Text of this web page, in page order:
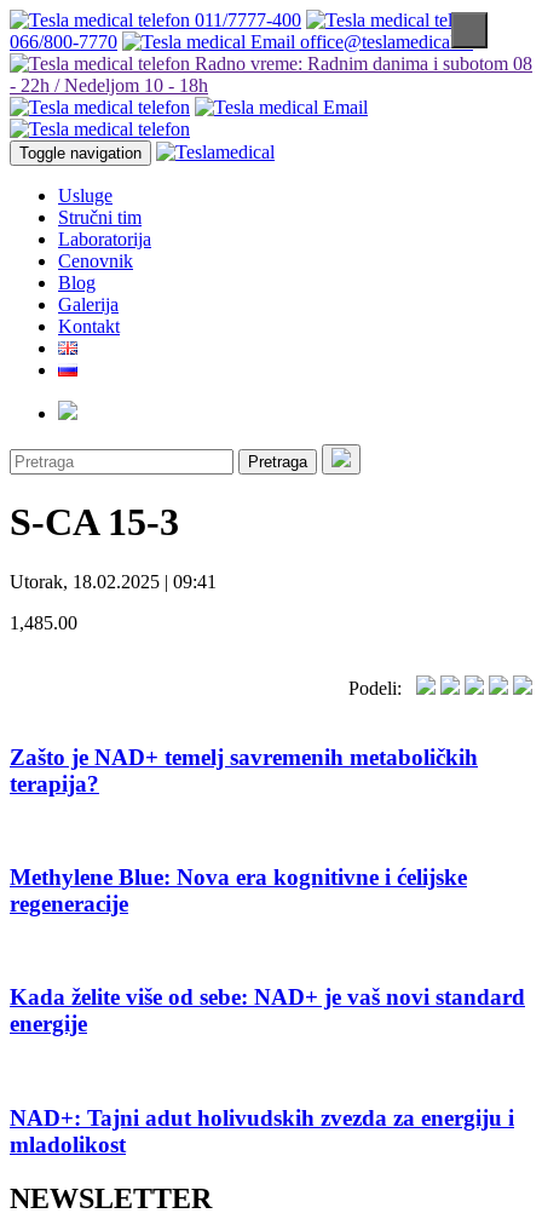
011/7777-400
066/800-7770
office@teslamedical.rs
Radno vreme: Radnim danima i subotom 08
- 22h / Nedeljom 10 - 18h
Toggle navigation
Usluge
Stručni tim
Laboratorija
Cenovnik
Blog
Galerija
Kontakt
Pretraga
S-CA 15-3
Utorak, 18.02.2025 | 09:41
1,485.00
Podeli:
Zašto je NAD+ temelj savremenih metaboličkih
terapija?
Methylene Blue: Nova era kognitivne i ćelijske
regeneracije
Kada želite više od sebe: NAD+ je vaš novi standard
energije
NAD+: Tajni adut holivudskih zvezda za energiju i
mladolikost
NEWSLETTER